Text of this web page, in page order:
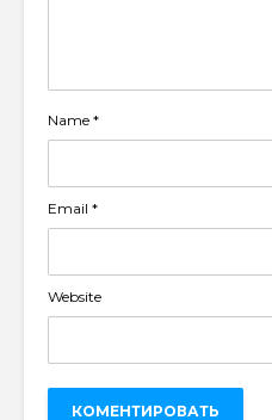
Name *
Email *
Website